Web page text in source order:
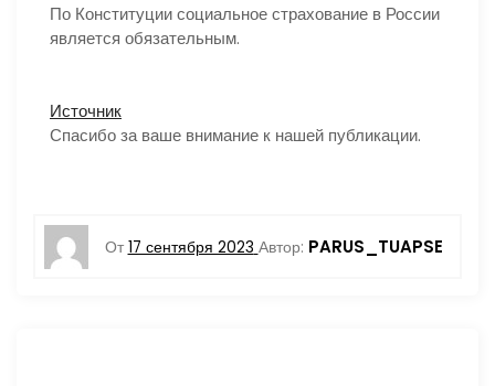
По Конституции социальное страхование в России
является обязательным.
Источник
Спасибо за ваше внимание к нашей публикации.
От 17 сентября 2023 Автор: PARUS_TUAPSE